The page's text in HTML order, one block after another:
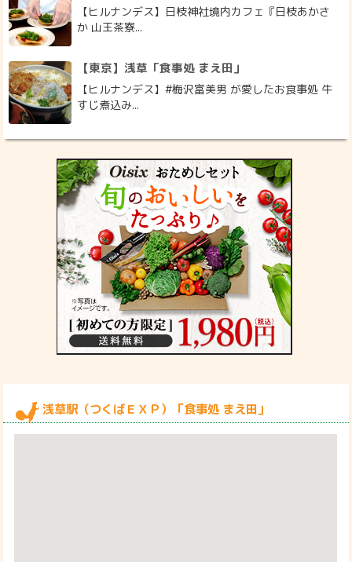
【ヒルナンデス】日枝神社境内カフェ『日枝あかさ
か 山王茶寮...
【東京】浅草「食事処 まえ田」
【ヒルナンデス】#梅沢富美男 が愛したお食事処 牛
すじ煮込み...
浅草駅（つくばＥＸＰ）「食事処 まえ田」